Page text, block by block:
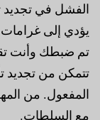
الفشل في
يؤدي إلى
تم ضبطك وأنت
تتمكن من تجديد
المفعول. من
مع السلطات.